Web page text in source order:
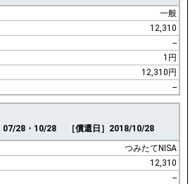
一般
12,310
--
1円
12,310円
--
07/28・10/28
［償還日］2018/10/28
つみたてNISA
12,310
--